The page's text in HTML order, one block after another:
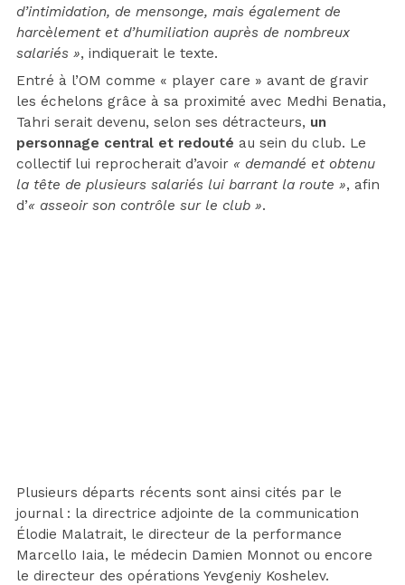
d’intimidation, de mensonge, mais également de
harcèlement et d’humiliation auprès de nombreux
salariés », indiquerait le texte.
Entré à l’OM comme « player care » avant de gravir
les échelons grâce à sa proximité avec Medhi Benatia,
Tahri serait devenu, selon ses détracteurs, un
personnage central et redouté au sein du club. Le
collectif lui reprocherait d’avoir « demandé et obtenu
la tête de plusieurs salariés lui barrant la route », afin
d’« asseoir son contrôle sur le club ».
Plusieurs départs récents sont ainsi cités par le
journal : la directrice adjointe de la communication
Élodie Malatrait, le directeur de la performance
Marcello Iaia, le médecin Damien Monnot ou encore
le directeur des opérations Yevgeniy Koshelev.